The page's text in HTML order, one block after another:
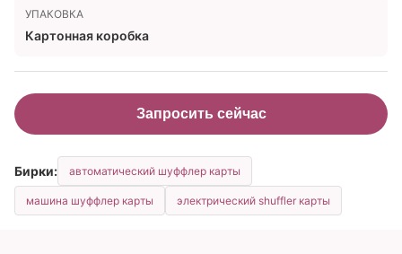
УПАКОВКА
Картонная коробка
Запросить сейчас
Бирки: автоматический шуффлер карты
машина шуффлер карты электрический shuffler карты